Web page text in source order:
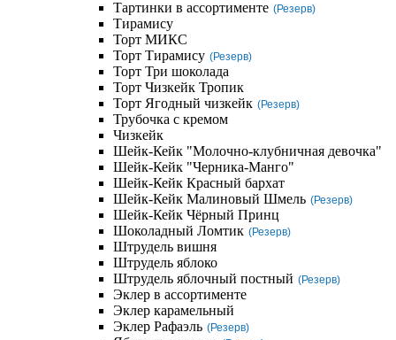
Тартинки в ассортименте (Резерв)
Тирамису
Торт МИКС
Торт Тирамису (Резерв)
Торт Три шоколада
Торт Чизкейк Тропик
Торт Ягодный чизкейк (Резерв)
Трубочка с кремом
Чизкейк
Шейк-Кейк "Молочно-клубничная девочка"
Шейк-Кейк "Черника-Манго"
Шейк-Кейк Красный бархат
Шейк-Кейк Малиновый Шмель (Резерв)
Шейк-Кейк Чёрный Принц
Шоколадный Ломтик (Резерв)
Штрудель вишня
Штрудель яблоко
Штрудель яблочный постный (Резерв)
Эклер в ассортименте
Эклер карамельный
Эклер Рафаэль (Резерв)